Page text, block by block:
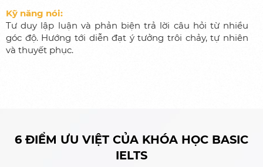
Kỹ năng nói:
Tư duy lập luận và phản biện trả lời câu hỏi từ nhiều
góc độ. Hướng tới diễn đạt ý tưởng trôi chảy, tự nhiên
và thuyết phục.
6 ĐIỂM ƯU VIỆT CỦA KHÓA HỌC BASIC
IELTS